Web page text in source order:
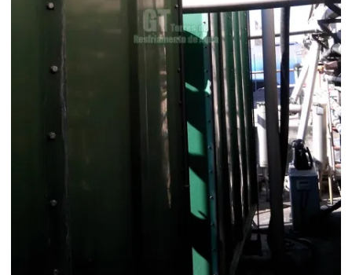
Manutenção preditiva em torres de resfriamento
Manutenção preventiva de torres de resfriamento
Manutenção de torre de resfriamento
Manutenção em torre de resfriamento
Manutenção em torres de resfriamento
Montagem de torres de resfriamento
Montagens de torres de resfriamento
Peças para torre de resfriamento
Plano de manutenção torre de resfriamento